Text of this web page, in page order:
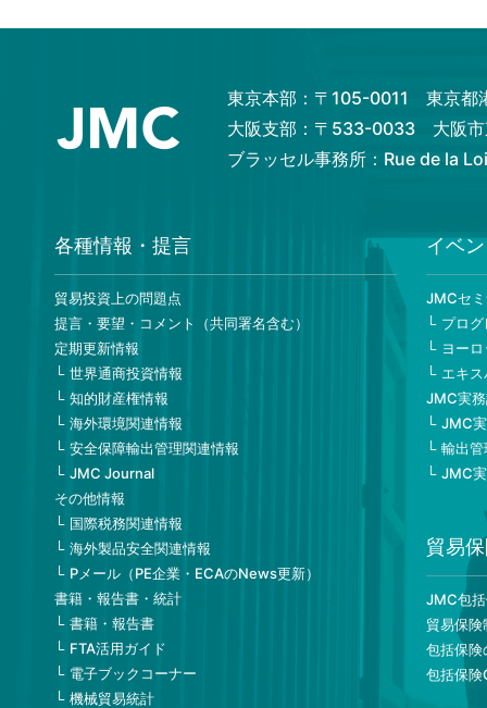
東京本部：〒105-0011 東京都
大阪支部：〒533-0033 大阪市
ブラッセル事務所：Rue de la
各種情報・提言
貿易投資上の問題点
提言・要望・コメント（共同署名含む）
定期更新情報
世界通商投資情報
知的財産権情報
海外環境関連情報
安全保障輸出管理関連情報
JMC Journal
その他情報
国際税務関連情報
海外製品安全関連情報
Pメール（PE企業・ECAのNews更新）
書籍・報告書・統計
書籍・報告書
FTA活用ガイド
電子ブックコーナー
機械貿易統計
イベ
JMCセ
プロ
ヨー
エキ
JMC実
JMC
輸出
JMC
貿易
JMC包
貿易保険
包括保険
包括保険